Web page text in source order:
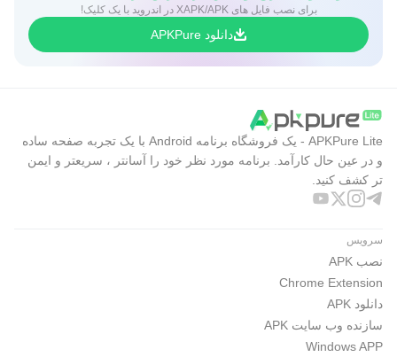
برای نصب فایل های XAPK/APK در اندروید با یک کلیک!
دانلود APKPure
APKPure Lite - یک فروشگاه برنامه Android با یک تجربه صفحه ساده
و در عین حال کارآمد. برنامه مورد نظر خود را آسانتر ، سریعتر و ایمن
تر کشف کنید.
سرویس
نصب APK
Chrome Extension
دانلود APK
سازنده وب سایت APK
Windows APP